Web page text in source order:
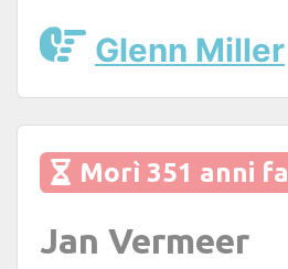
Glenn Miller
Morì 351 anni fa
Jan Vermeer